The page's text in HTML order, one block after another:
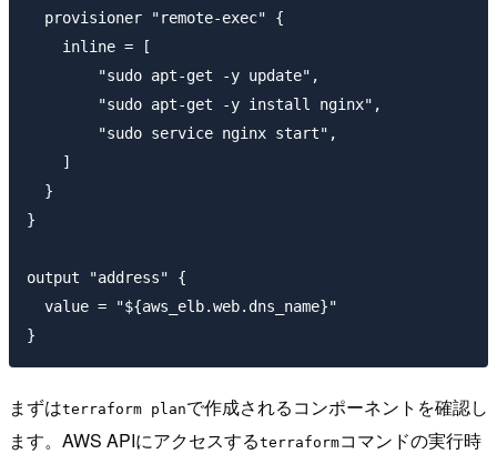
  provisioner "remote-exec" {
    inline = [
        "sudo apt-get -y update",
        "sudo apt-get -y install nginx",
        "sudo service nginx start",
    ]
  }
}
output "address" {
  value = "${aws_elb.web.dns_name}"
まずはterraform planで作成されるコンポーネントを確認し
ます。AWS APIにアクセスするterraformコマンドの実行時